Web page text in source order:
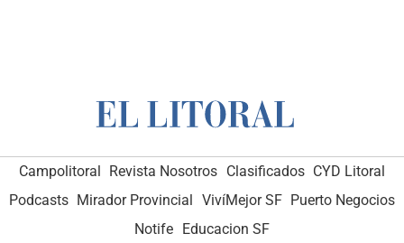
Campolitoral Revista Nosotros Clasificados CYD Litoral
Podcasts Mirador Provincial VivíMejor SF Puerto Negocios
Notife Educacion SF